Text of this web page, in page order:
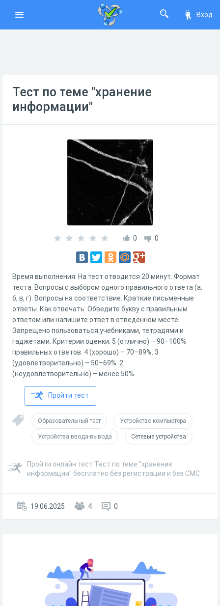
Вход
Тест по теме "хранение
информации"
0 0
Время выполнения: На тест отводится 20 минут. Формат
теста: Вопросы с выбором одного правильного ответа (а,
б, в, г). Вопросы на соответствие. Краткие письменные
ответы. Как отвечать: Обведите букву с правильным
ответом или напишите ответ в отведённом месте.
Запрещено пользоваться учебниками, тетрадями и
гаджетами. Критерии оценки: 5 (отлично) – 90–100%
правильных ответов. 4 (хорошо) – 70–89%. 3
(удовлетворительно) – 50–69%. 2
(неудовлетворительно) – менее 50%.
Пройти тест
Образовательный тест Устройство компьютера
Устройства ввода-вывода Сетевые устройства
Пройти онлайн тест Тест по теме "хранение
информации" бесплатно без регистрации и без СМС
19.06.2025 4 0